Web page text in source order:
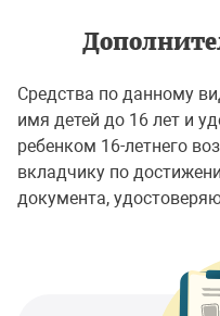
Средства по данному
имя детей до 16 лет и
ребенком 16-летнего
вкладчику по
документа,